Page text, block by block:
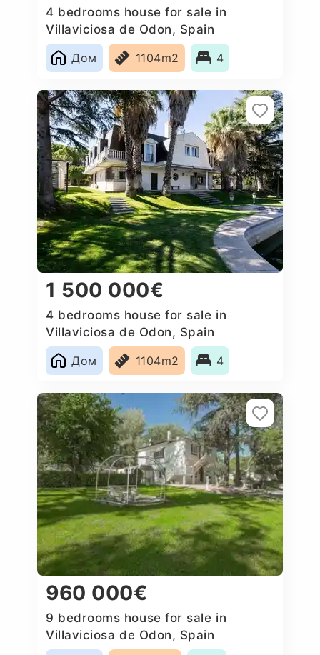
4 bedrooms house for sale in
Villaviciosa de Odon, Spain
Дом
1104m2 4
1 500 000€
4 bedrooms house for sale in
Villaviciosa de Odon, Spain
Дом
1104m2 4
960 000€
9 bedrooms house for sale in
Villaviciosa de Odon, Spain